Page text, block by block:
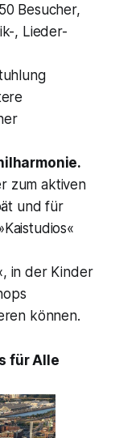
Besucher,
, Lieder-
zum aktiven
und für
in der Kinder
können.
für Alle